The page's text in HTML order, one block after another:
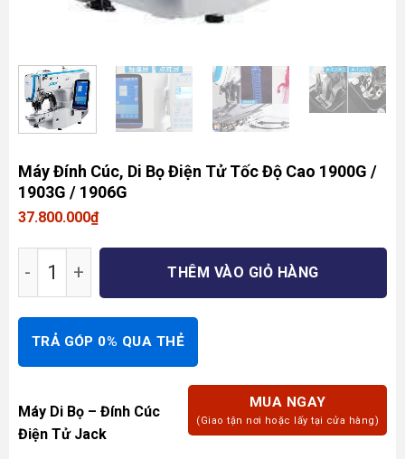
Máy Đính Cúc, Di Bọ Điện Tử Tốc Độ Cao 1900G /
1903G / 1906G
37.800.000₫
Máy Đính Cúc, Di Bọ Điện Tử Tốc Độ Cao
THÊM VÀO GIỎ HÀNG
TRẢ GÓP 0% QUA THẺ
MUA NGAY
(Giao tận nơi hoặc lấy tại cửa hàng)
Máy Di Bọ – Đính Cúc
Điện Tử Jack